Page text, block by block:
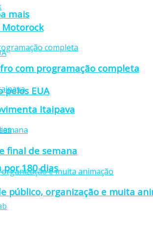
mais
EUA
por 180 dias
Motorock
com programação completa
Itaipava
final de semana
público, organização e muita